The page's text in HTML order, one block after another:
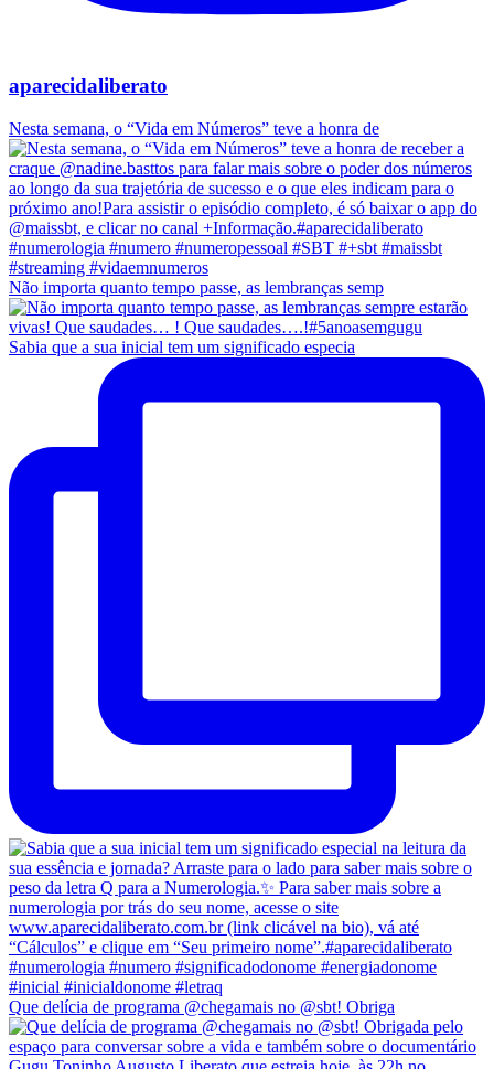
aparecidaliberato
Nesta semana, o “Vida em Números” teve a honra de
Não importa quanto tempo passe, as lembranças semp
Sabia que a sua inicial tem um significado especia
Que delícia de programa @chegamais no @sbt! Obriga